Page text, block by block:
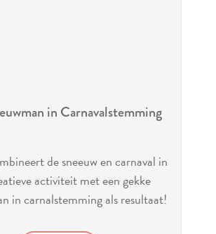
in Carnavalstemming
de sneeuw en carnaval in
activiteit met een gekke
in carnalstemming als resultaat!